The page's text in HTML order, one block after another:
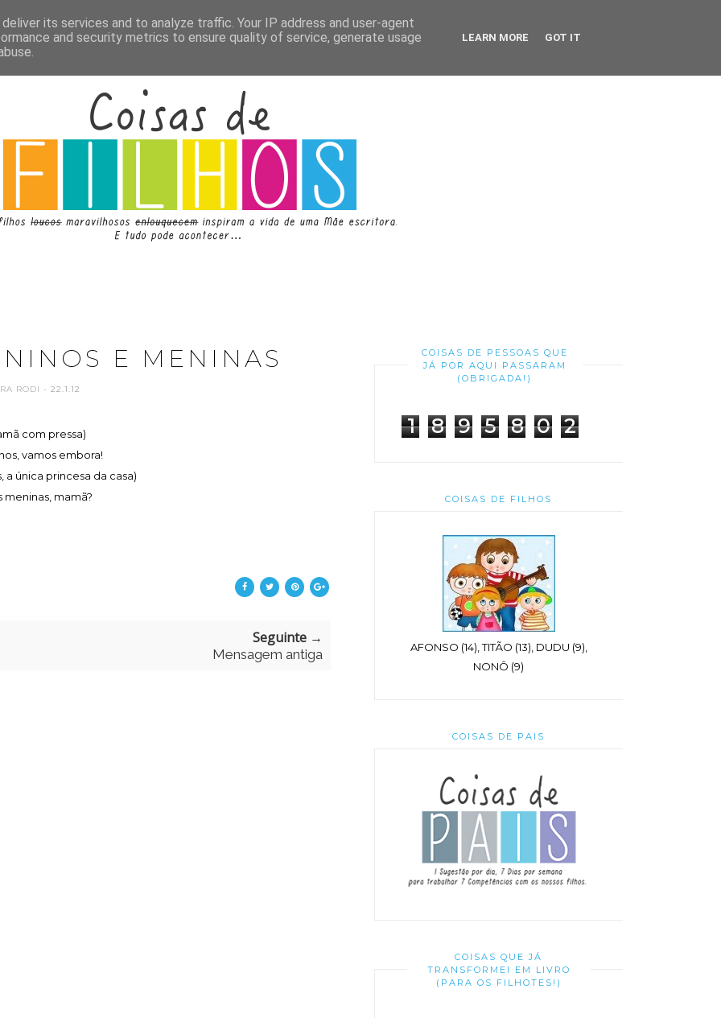
E MENINAS
RODI - 22.1.12
com pressa)
vamos embora!
a única princesa da casa)
meninas, mamã?
Seguinte →
Mensagem antiga
COISAS DE PESSOAS QUE
JÁ POR AQUI PASSARAM
(OBRIGADA!)
1 8 9 5 8 0 2
COISAS DE FILHOS
AFONSO (14), TITÃO (13), DUDU (9),
NONÔ (9)
COISAS DE PAIS
COISAS QUE JÁ
TRANSFORMEI EM LIVRO
(PARA OS FILHOTES!)
its services and to analyze traffic. Your IP address and user-agent
and security metrics to ensure quality of service, generate usage
LEARN MORE GOT IT